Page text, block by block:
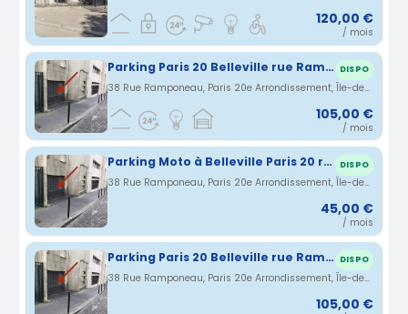
120,00 €
/ mois
Parking Paris 20 Belleville rue Ramponeau DISPO
38 Rue Ramponeau, Paris 20e Arrondissement, Île-de-France, France · 2.56 km
105,00 €
/ mois
Parking Moto à Belleville Paris 20 rue Ramponeau DISPO
38 Rue Ramponeau, Paris 20e Arrondissement, Île-de-France, France · 2.56 km
45,00 €
/ mois
Parking Paris 20 Belleville rue Ramponeau DISPO
38 Rue Ramponeau, Paris 20e Arrondissement, Île-de-France, France · 2.56 km
105,00 €